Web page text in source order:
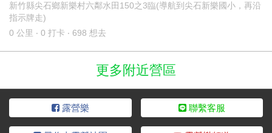
新竹縣尖石鄉新樂村六鄰水田150之3臨(導航到尖石新樂國小，再沿
指示牌走)
0 公里 ‧ 0 打卡 ‧ 698 想去
更多附近營區
露營樂 聯繫客服